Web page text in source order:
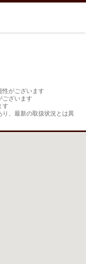
性がございます
ございます
す
、最新の取扱状況とは異